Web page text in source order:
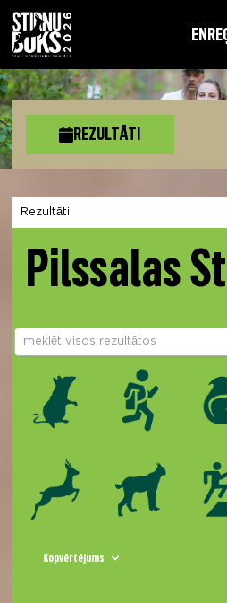
EN
REZULTĀTI
Izvēlies sadaļu
Pilssalas
Kopvērtējums